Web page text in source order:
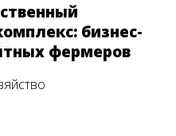
бизнес-
фермеров